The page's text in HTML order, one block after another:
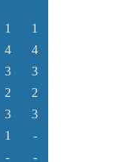
1
1
4
4
3
3
2
2
3
3
1
-
-
-